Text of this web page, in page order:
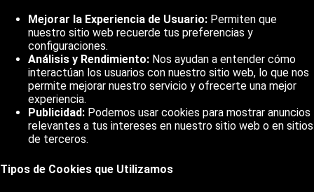
Mejorar la Experiencia de Usuario: Permiten que
nuestro sitio web recuerde tus preferencias y
configuraciones.
Análisis y Rendimiento: Nos ayudan a entender cómo
interactúan los usuarios con nuestro sitio web, lo que nos
permite mejorar nuestro servicio y ofrecerte una mejor
experiencia.
Publicidad: Podemos usar cookies para mostrar anuncios
relevantes a tus intereses en nuestro sitio web o en sitios
de terceros.
Tipos de Cookies que Utilizamos